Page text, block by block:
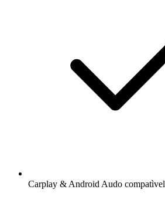
Carplay & Android Audo compatìvel